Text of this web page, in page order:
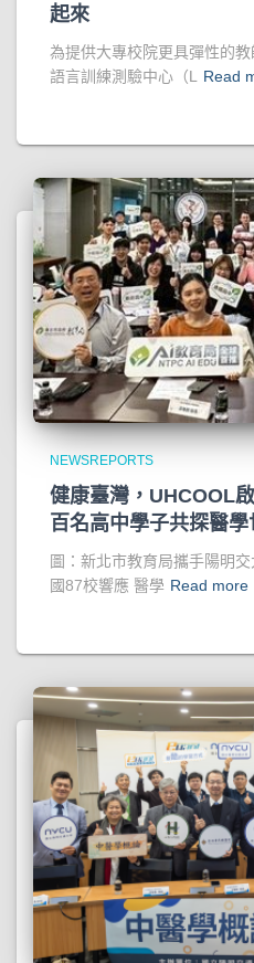
起來
為提供大專校院更具彈性的
語言訓練測驗中心（L Read
NEWSREPORTS
健康臺灣，UHCOOL
百名高中學子共探醫學
圖：新北市教育局攜手陽明
國87校響應 醫學 Read more